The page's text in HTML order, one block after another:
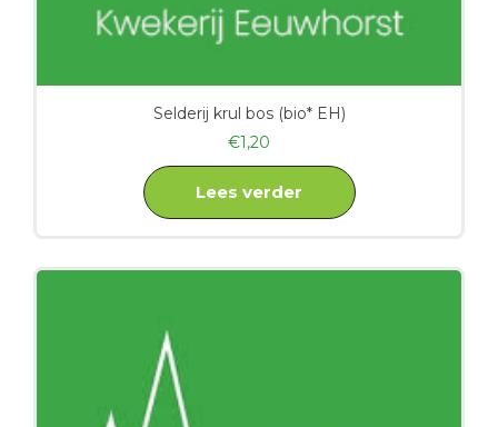
Selderij krul bos (bio* EH)
€1,20
Lees verder